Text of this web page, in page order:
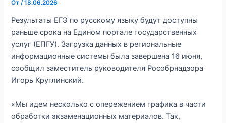
От /18.06.2026
Результаты ЕГЭ по русскому языку будут доступны
раньше срока на Едином портале государственных
услуг (ЕПГУ). Загрузка данных в региональные
информационные системы была завершена 16 июня,
сообщил заместитель руководителя Рособрнадзора
Игорь Круглинский.
«Мы идем несколько с опережением графика в части
обработки экзаменационных материалов. Так,